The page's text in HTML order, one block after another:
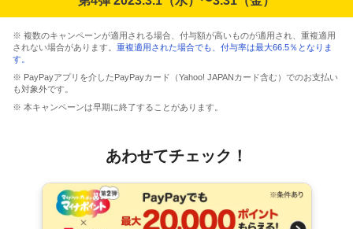
※ 複数のキャンペーンが適用される場合、付与額が高いものが適用され、重複適用
されない場合があります。 重複適用された場合でも、付与率は最大66.5％となりま
す。
※ PayPayアプリを介したPayPayカード（Yahoo! JAPANカード含む）でのお支払い
も対象外です。
※ 本キャンペーンは早期に終了することがあります。
あわせてチェック！